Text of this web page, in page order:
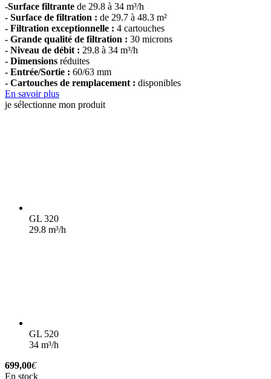
-Surface filtrante de 29.8 à 34 m³/h
- Surface de filtration : de 29.7 à 48.3 m²
- Filtration exceptionnelle : 4 cartouches
- Grande qualité de filtration : 30 microns
- Niveau de débit : 29.8 à 34 m³/h
- Dimensions réduites
- Entrée/Sortie : 60/63 mm
- Cartouches de remplacement : disponibles
En savoir plus
je sélectionne mon produit
GL 320
29.8 m³/h
GL 520
34 m³/h
699,00€
En stock